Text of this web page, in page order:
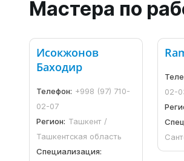
Мастера по
Исокжонов
Баходир
Телефон: +998 (97) 710-
02-07
Регион: Ташкент /
Ташкентская область
Специализация:
02-